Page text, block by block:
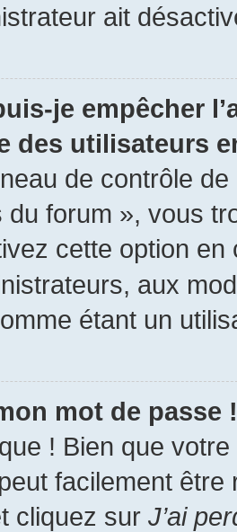
ait
je empêcher
des utilisateurs
de contrôle
du forum », vous
cette option
aux
étant un
mot de passe !
! Bien que
facilement
cliquez sur J’ai